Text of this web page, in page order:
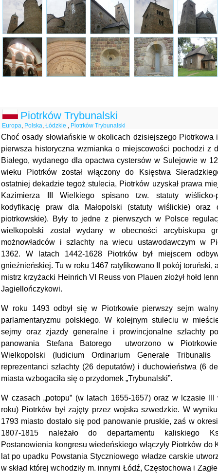
Piotrków Trybunalski
Europa, Polska, Łódzkie , Piotrków Trybunalski
Choć osady słowiańskie w okolicach dzisiejszego Piotrkowa
pierwsza historyczna wzmianka o miejscowości pochodzi z
Białego, wydanego dla opactwa cystersów w Sulejowie w
wieku Piotrków został włączony do Księstwa
ostatniej dekadzie tegoż stulecia, Piotrków uzyskał prawa
Kazimierza III Wielkiego spisano tzw. statuty wiślicko-
kodyfikację praw dla Małopolski (statuty wiślickie) oraz
piotrkowskie). Były to jedne z pierwszych w Polsce
wielkopolski został wydany w obecności arcybiskupa
możnowładców i szlachty na wiecu ustawodawczym w
1362. W latach 1442-1628 Piotrków był miejscem
gnieźnieńskiej. Tu w roku 1467 ratyfikowano II pokój toruński,
mistrz krzyżacki Heinrich VI Reuss von Plauen złożył hołd
Jagiellończykowi.
W roku 1493 odbył się w Piotrkowie pierwszy sejm
parlamentaryzmu polskiego. W kolejnym stuleciu w
sejmy oraz zjazdy generalne i prowincjonalne szlachty
panowania Stefana Batorego utworzono w
Wielkopolski (Iudicium Ordinarium Generale
reprezentanci szlachty (26 deputatów) i duchowieństwa (6
miasta wzbogaciła się o przydomek „Trybunalski”.
W czasach „potopu” (w latach 1655-1657) oraz w lczasie
roku) Piotrków był zajęty przez wojska szwedzkie. W
1793 miasto dostało się pod panowanie pruskie, zaś w
1807-1815 należało do departamentu kaliskiego
Postanowienia kongresu wiedeńskiego włączyły Piotrków do
lat po upadku Powstania Styczniowego władze carskie
w skład której wchodziły m. innymi Łódź, Częstochowa i